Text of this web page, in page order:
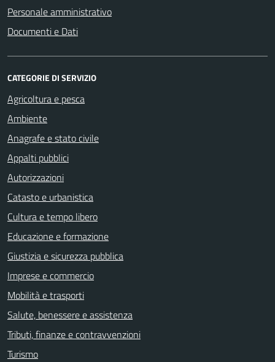
Personale amministrativo
Documenti e Dati
CATEGORIE DI SERVIZIO
Agricoltura e pesca
Ambiente
Anagrafe e stato civile
Appalti pubblici
Autorizzazioni
Catasto e urbanistica
Cultura e tempo libero
Educazione e formazione
Giustizia e sicurezza pubblica
Imprese e commercio
Mobilità e trasporti
Salute, benessere e assistenza
Tributi, finanze e contravvenzioni
Turismo